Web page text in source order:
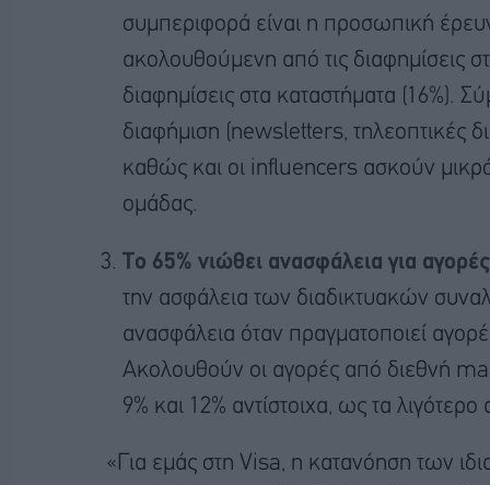
συμπεριφορά είναι η προσωπική
ακολουθούμενη από τις διαφημίσεις
διαφημίσεις στα καταστήματα (16%).
διαφήμιση (newsletters, τηλεοπτικές
καθώς και οι influencers ασκούν
ομάδας.
Το 65% νιώθει ανασφάλεια για
την ασφάλεια των διαδικτυακών
ανασφάλεια όταν πραγματοποιεί
Ακολουθούν οι αγορές από διεθνή
9% και 12% αντίστοιχα, ως τα λιγότερο
«Για εμάς στη Visa, η κατανόηση των